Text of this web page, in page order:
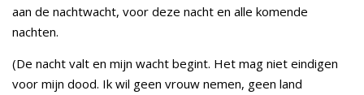
aan de nachtwacht, voor deze nacht en alle komende
nachten.
(De nacht valt en mijn wacht begint. Het mag niet eindigen
voor mijn dood. Ik wil geen vrouw nemen, geen land